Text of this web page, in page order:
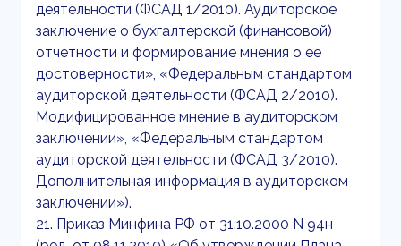
деятельности (ФСАД 1/2010). Аудиторское
заключение о бухгалтерской (финансовой)
отчетности и формирование мнения о ее
достоверности», «Федеральным стандартом
аудиторской деятельности (ФСАД 2/2010).
Модифицированное мнение в аудиторском
заключении», «Федеральным стандартом
аудиторской деятельности (ФСАД 3/2010).
Дополнительная информация в аудиторском
заключении»).
21. Приказ Минфина РФ от 31.10.2000 N 94н